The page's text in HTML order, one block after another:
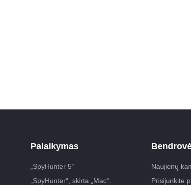
Palaikymas
„SpyHunter 5“
„SpyHunter“, skirta „Mac“.
Naujienų
Prisijunkite